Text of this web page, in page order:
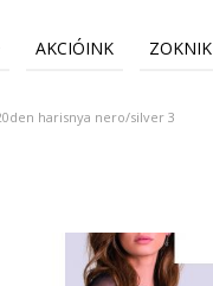
AKCIÓINK ZOKNIK
harisnya nero/silver 3